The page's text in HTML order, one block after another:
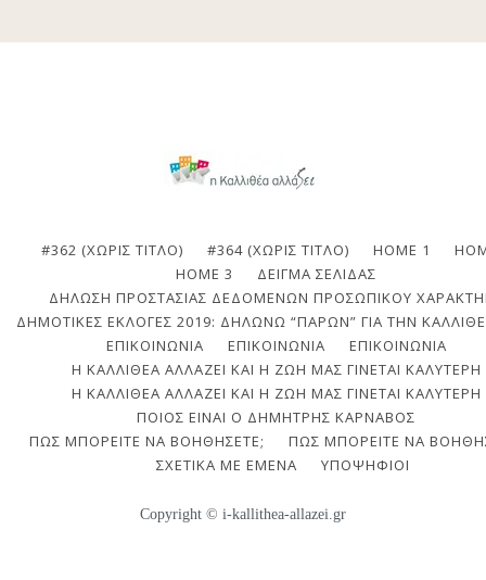
#362 (ΧΩΡΊΣ ΤΊΤΛΟ) #364 (ΧΩΡΊΣ ΤΊΤΛΟ) HOME 1
HOME 3
ΔΕΊΓΜΑ ΣΕΛΊΔΑΣ
ΔΉΛΩΣΗ ΠΡΟΣΤΑΣΊΑΣ ΔΕΔΟΜΈΝΩΝ ΠΡΟΣΩΠΙΚΟΎ
ΔΗΜΟΤΙΚΈΣ ΕΚΛΟΓΈΣ 2019: ΔΗΛΏΝΩ “ΠΑΡΏΝ” ΓΙΑ ΤΗΝ
ΕΠΙΚΟΙΝΩΝΙΑ
ΕΠΙΚΟΙΝΩΝΊΑ
ΕΠΙΚΟΙΝΩΝΊΑ
Η ΚΑΛΛΙΘΈΑ ΑΛΛΆΖΕΙ ΚΑΙ Η ΖΩΉ ΜΑΣ ΓΊΝΕΤΑΙ ΚΑΛΎΤΕΡΗ
Η ΚΑΛΛΙΘΈΑ ΑΛΛΆΖΕΙ ΚΑΙ Η ΖΩΉ ΜΑΣ ΓΊΝΕΤΑΙ ΚΑΛΎΤΕΡΗ
ΠΟΙΟΣ ΕΊΝΑΙ Ο ΔΗΜΉΤΡΗΣ ΚΆΡΝΑΒΟΣ
ΠΩΣ ΜΠΟΡΕΊΤΕ ΝΑ ΒΟΗΘΉΣΕΤΕ;
ΠΩΣ ΜΠΟΡΕΊΤΕ ΝΑ
ΣΧΕΤΙΚΆ ΜΕ ΕΜΈΝΑ
ΥΠΟΨΉΦΙΟΙ
Copyright © i-kallithea-allazei.gr